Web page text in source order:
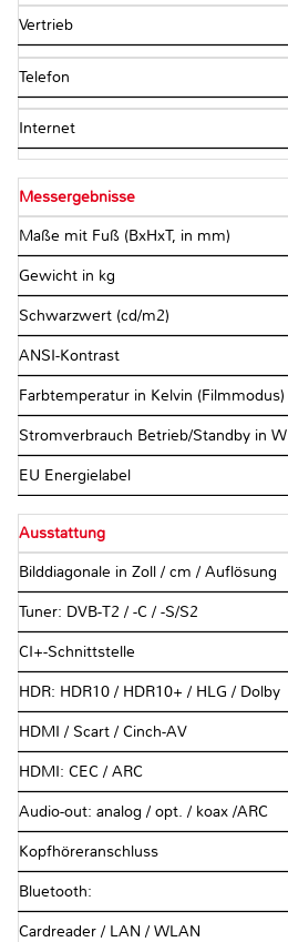
Vertrieb
Telefon
Internet
Messergebnisse
Maße mit Fuß (BxHxT, in mm)
Gewicht in kg
Schwarzwert (cd/m2)
ANSI-Kontrast
Farbtemperatur in Kelvin (Filmmodus)
Stromverbrauch Betrieb/Standby in W
EU Energielabel
Ausstattung
Bilddiagonale in Zoll / cm / Auflösung
Tuner: DVB-T2 / -C / -S/S2
CI+-Schnittstelle
HDR: HDR10 / HDR10+ / HLG / Dolby
HDMI / Scart / Cinch-AV
HDMI: CEC / ARC
Audio-out: analog / opt. / koax /ARC
Kopfhöreranschluss
Bluetooth:
Cardreader / LAN / WLAN